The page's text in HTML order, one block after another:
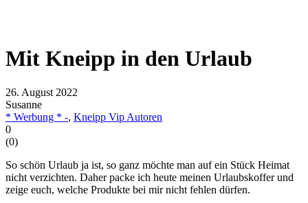
Mit Kneipp in den Urlaub
26. August 2022
Susanne
* Werbung * -, Kneipp Vip Autoren
0
(0)
So schön Urlaub ja ist, so ganz möchte man auf ein Stück Heimat
nicht verzichten. Daher packe ich heute meinen Urlaubskoffer und
zeige euch, welche Produkte bei mir nicht fehlen dürfen.